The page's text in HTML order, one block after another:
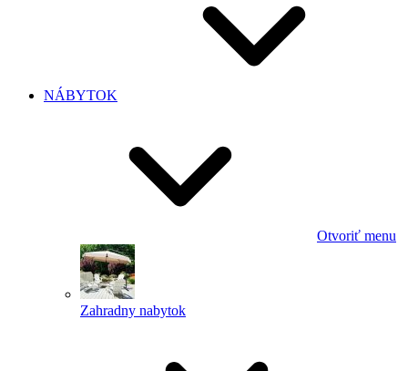
NÁBYTOK
Otvoriť menu
Zahradny nabytok